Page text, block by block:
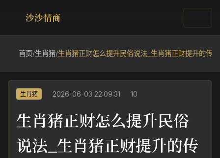
沙沙情商
首页/生肖猪/生肖猪正财怎么提升民俗说法_生肖猪正财提升的传
生肖猪 2026-06-03 22:09:31 10
生肖猪正财怎么提升民俗
说法_生肖猪正财提升的传